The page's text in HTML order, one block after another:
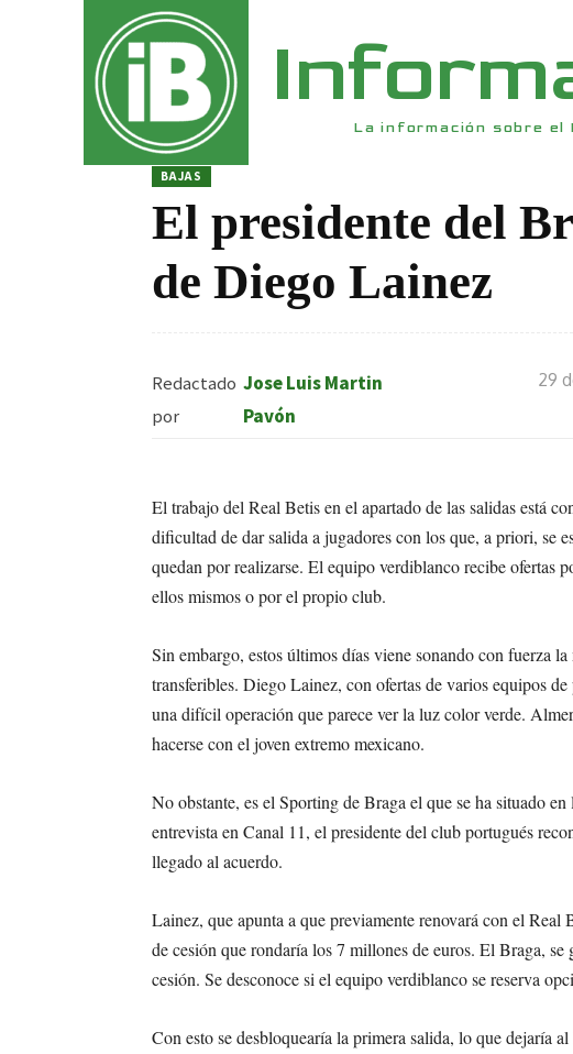
La información sobre el
BAJAS
El presidente del
de Diego Lainez
Redactado
por
Jose Luis Martin
Pavón
29
El trabajo del Real Betis en el apartado de las salidas está
dificultad de dar salida a jugadores con los que, a priori, se
quedan por realizarse. El equipo verdiblanco recibe ofertas
ellos mismos o por el propio club.
Sin embargo, estos últimos días viene sonando con fuerza
transferibles. Diego Lainez, con ofertas de varios equipos
una difícil operación que parece ver la luz color verde.
hacerse con el joven extremo mexicano.
No obstante, es el Sporting de Braga el que se ha situado
entrevista en Canal 11, el presidente del club portugués
llegado al acuerdo.
Lainez, que apunta a que previamente renovará con el
de cesión que rondaría los 7 millones de euros. El Braga,
cesión. Se desconoce si el equipo verdiblanco se reserva
Con esto se desbloquearía la primera salida, lo que dejaría